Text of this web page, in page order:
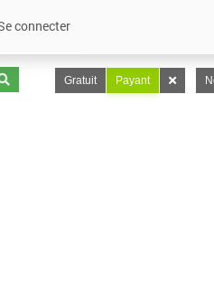
connecter
Gratuit Payant